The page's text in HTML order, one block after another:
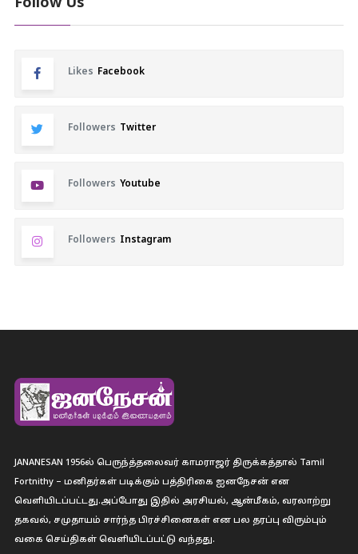
Likes Facebook
Followers Twitter
Followers Youtube
Followers Instagram
JANANESAN 1956ல் பெருந்த்தலைவர் காமராஜர் திருக்கத்தால் Tamil
Fortnithy – மனிதர்கள் படிக்கும் பத்திரிகை ஐனநேசன் என
வெளியிடப்பட்டது.அப்போது இதில் அரசியல், ஆன்மீகம், வரலாற்று
தகவல், சமுதாயம் சார்ந்த பிரச்சினைகள் என பல தரப்பு விரும்பும்
வகை செய்திகள் வெளியிடப்பட்டு வந்தது.